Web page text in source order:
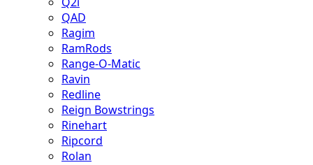
QAD
Ragim
RamRods
Range-O-Matic
Ravin
Redline
Reign Bowstrings
Rinehart
Ripcord
Rolan